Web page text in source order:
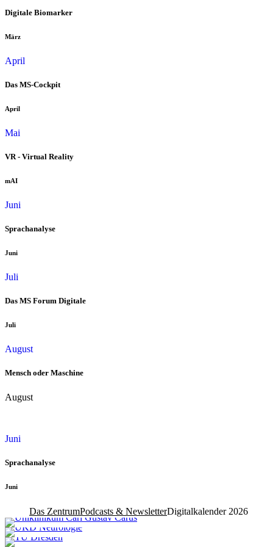
Digitale Biomarker
März
April
Das MS-Cockpit
April
Mai
VR - Virtual Reality
mAI
Juni
Sprachanalyse
Juni
Juli
Das MS Forum Digitale
Juli
August
Mensch oder Maschine
August
Juni
Sprachanalyse
Juni
Das ZentrumPodcasts & NewsletterDigitalkalender 2026